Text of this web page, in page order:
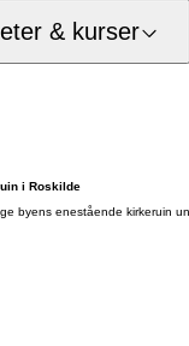
& kurser
i Roskilde
byens enestående kirkeruin